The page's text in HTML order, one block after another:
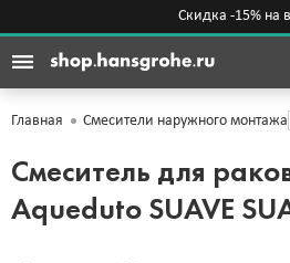
Скидка -15% на
Главная Смесители наружного монтажа
Смеситель для
Aqueduto SUAVE